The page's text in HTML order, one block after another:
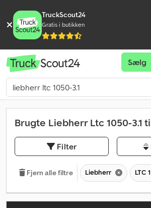
TruckScout24
Gratis i butikken
Sælg
Brugte Liebherr Ltc 1050-3.1
Filter
Fjern alle filtre Liebherr LTC